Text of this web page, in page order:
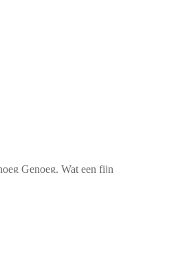
Genoeg. Wat een fijn